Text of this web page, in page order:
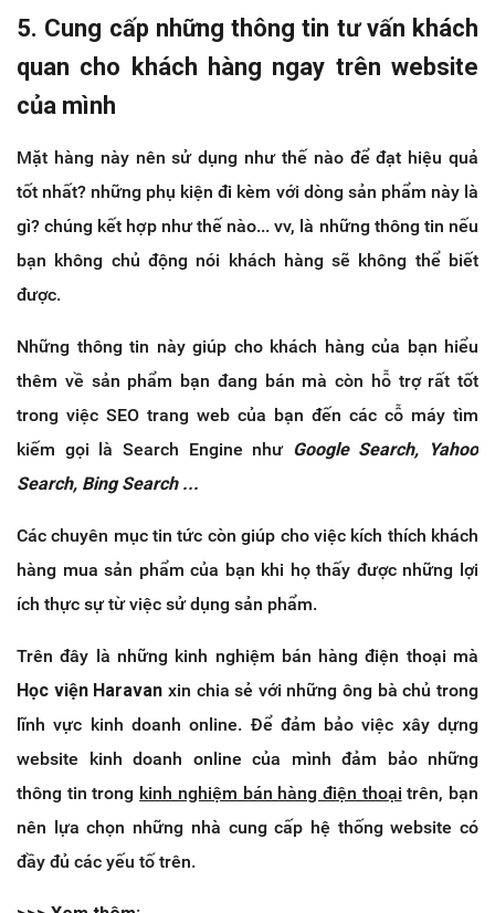
5. Cung cấp những thông tin tư vấn khách
quan cho khách hàng ngay trên website
của mình
Mặt hàng này nên sử dụng như thế nào để đạt hiệu quả
tốt nhất? những phụ kiện đi kèm với dòng sản phẩm này là
gì? chúng kết hợp như thế nào... vv, là những thông tin nếu
bạn không chủ động nói khách hàng sẽ không thể biết
được.
Những thông tin này giúp cho khách hàng của bạn hiểu
thêm về sản phẩm bạn đang bán mà còn hỗ trợ rất tốt
trong việc SEO trang web của bạn đến các cỗ máy tìm
kiếm gọi là Search Engine như Google Search, Yahoo
Search, Bing Search ...
Các chuyên mục tin tức còn giúp cho việc kích thích khách
hàng mua sản phẩm của bạn khi họ thấy được những lợi
ích thực sự từ việc sử dụng sản phẩm.
Trên đây là những kinh nghiệm bán hàng điện thoại mà
Học viện Haravan xin chia sẻ với những ông bà chủ trong
lĩnh vực kinh doanh online. Để đảm bảo việc xây dựng
website kinh doanh online của mình đảm bảo những
thông tin trong kinh nghiệm bán hàng điện thoại trên, bạn
nên lựa chọn những nhà cung cấp hệ thống website có
đầy đủ các yếu tố trên.